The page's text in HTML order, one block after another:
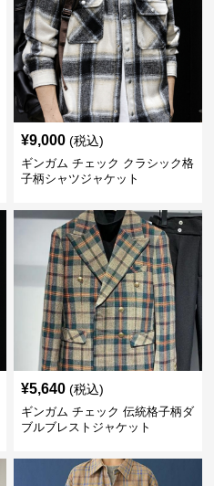
¥9,000 (税込)
ギンガム チェック クラシック格
子柄シャツジャケット
¥5,640 (税込)
ギンガム チェック 伝統格子柄ダ
ブルブレストジャケット